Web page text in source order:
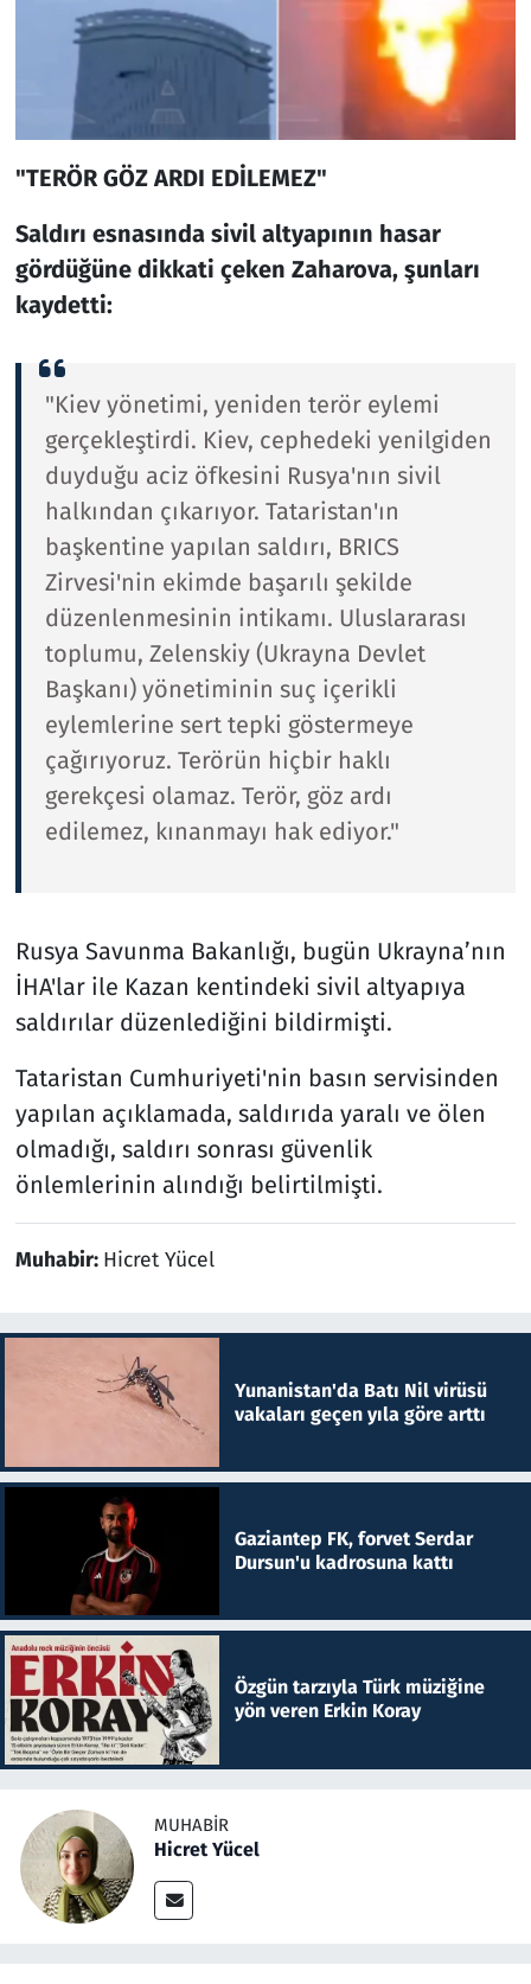
"TERÖR GÖZ ARDI EDİLEMEZ"
Saldırı esnasında sivil altyapının hasar
gördüğüne dikkati çeken Zaharova, şunları
kaydetti:
"Kiev yönetimi, yeniden terör eylemi
gerçekleştirdi. Kiev, cephedeki yenilgiden
duyduğu aciz öfkesini Rusya'nın sivil
halkından çıkarıyor. Tataristan'ın
başkentine yapılan saldırı, BRICS
Zirvesi'nin ekimde başarılı şekilde
düzenlenmesinin intikamı. Uluslararası
toplumu, Zelenskiy (Ukrayna Devlet
Başkanı) yönetiminin suç içerikli
eylemlerine sert tepki göstermeye
çağırıyoruz. Terörün hiçbir haklı
gerekçesi olamaz. Terör, göz ardı
edilemez, kınanmayı hak ediyor."
Rusya Savunma Bakanlığı, bugün Ukrayna’nın
İHA'lar ile Kazan kentindeki sivil altyapıya
saldırılar düzenlediğini bildirmişti.
Tataristan Cumhuriyeti'nin basın servisinden
yapılan açıklamada, saldırıda yaralı ve ölen
olmadığı, saldırı sonrası güvenlik
önlemlerinin alındığı belirtilmişti.
Muhabir: Hicret Yücel
Yunanistan'da Batı Nil virüsü
vakaları geçen yıla göre arttı
Gaziantep FK, forvet Serdar
Dursun'u kadrosuna kattı
Özgün tarzıyla Türk müziğine
yön veren Erkin Koray
MUHABIR
Hicret Yücel